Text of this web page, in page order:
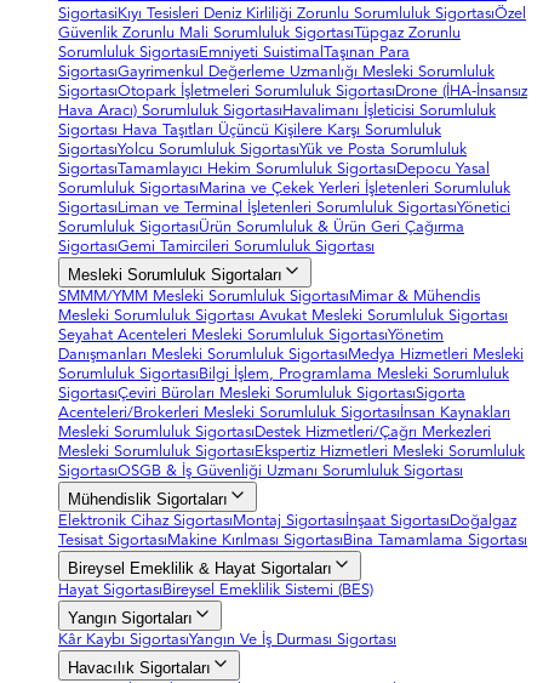
Sigortasi Kıyı Tesisleri Deniz Kirliliği Zorunlu Sorumluluk SigortasıÖzel
Güvenlik Zorunlu Mali Sorumluluk SigortasıTüpgaz Zorunlu
Sorumluluk Sigortası Emniyeti Suistimal Taşınan Para
SigortasıGayrimenkul Değerleme Uzmanlığı Mesleki Sorumluluk
SigortasıOtopark İşletmeleri Sorumluluk Sigortası Drone (İHA-İnsansız
Hava Aracı) Sorumluluk Sigortası Havalimanı İşleticisi Sorumluluk
Sigortası Hava Taşıtları Üçüncü Kişilere Karşı Sorumluluk
SigortasıYolcu Sorumluluk SigortasıYük ve Posta Sorumluluk
SigortasıTamamlayıcı Hekim Sorumluluk Sigortası Depocu Yasal
Sorumluluk Sigortası Marina ve Çekek Yerleri İşletenleri Sorumluluk
Sigortası Liman ve Terminal İşletenleri Sorumluluk SigortasıYönetici
Sorumluluk SigortasıÜrün Sorumluluk & Ürün Geri Çağırma
SigortasıGemi Tamircileri Sorumluluk Sigortası
Mesleki Sorumluluk Sigortaları
SMMM/YMM Mesleki Sorumluluk Sigortası Mimar & Mühendis
Mesleki Sorumluluk Sigortası Avukat Mesleki Sorumluluk Sigortası
Seyahat Acenteleri Mesleki Sorumluluk SigortasıYönetim
Danışmanları Mesleki Sorumluluk Sigortası Medya Hizmetleri Mesleki
Sorumluluk Sigortası Bilgi İşlem, Programlama Mesleki Sorumluluk
SigortasıÇeviri Büroları Mesleki Sorumluluk SigortasıSigorta
Acenteleri/Brokerleri Mesleki Sorumluluk Sigortası İnsan Kaynakları
Mesleki Sorumluluk Sigortası Destek Hizmetleri/Çağrı Merkezleri
Mesleki Sorumluluk Sigortası Ekspertiz Hizmetleri Mesleki Sorumluluk
SigortasıOSGB & İş Güvenliği Uzmanı Sorumluluk Sigortası
Mühendislik Sigortaları
Elektronik Cihaz Sigortası Montaj Sigortası İnşaat Sigortası Doğalgaz
Tesisat Sigortası Makine Kırılması Sigortası Bina Tamamlama Sigortası
Bireysel Emeklilik & Hayat Sigortaları
Hayat Sigortası Bireysel Emeklilik Sistemi (BES)
Yangın Sigortaları
Kâr Kaybı SigortasıYangın Ve İş Durması Sigortası
Havacılık Sigortaları